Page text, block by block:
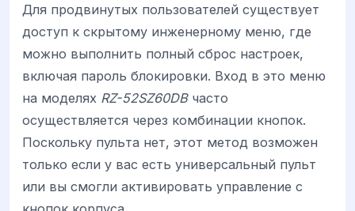
Для продвинутых пользователей существует
доступ к скрытому инженерному меню, где
можно выполнить полный сброс настроек,
включая пароль блокировки. Вход в это меню
на моделях RZ-52SZ60DBчасто
осуществляется через комбинации кнопок.
Поскольку пульта нет, этот метод возможен
только если у вас есть универсальный пульт
или вы смогли активировать управление с